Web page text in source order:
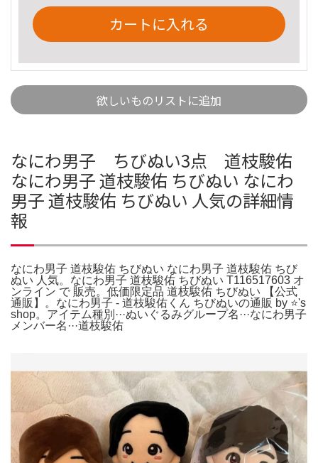
カートに入れる
欲しいものリストに追加
なにわ男子 ちびぬい3点 道枝駿佑
なにわ男子 道枝駿佑 ちびぬい なにわ
男子 道枝駿佑 ちびぬい 人気の詳細情
報
なにわ男子 道枝駿佑 ちびぬい なにわ男子 道枝駿佑 ちび
ぬい 人気。なにわ男子 道枝駿佑 ちびぬい T116517603 オ
ンライン で 販売。低価限定品 道枝駿佑 ちびぬい 【公式
通販】。なにわ男子 - 道枝駿佑くん ちびぬいの通販 by ⭐️'s
shop。アイテム種別···ぬいぐるみグループ名···なにわ男子
メンバー名···道枝駿佑